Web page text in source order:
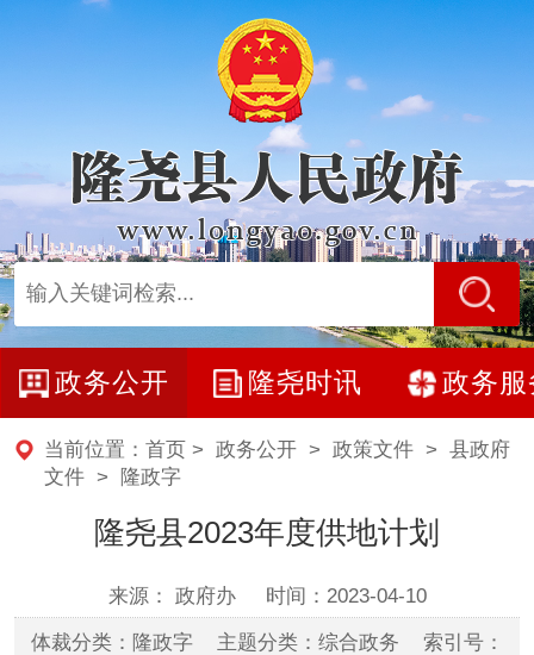
政务公开 隆尧时讯 政务服
当前位置： 首页 > 政务公开> 政策文件> 县政府
文件> 隆政字
隆尧县2023年度供地计划
来源： 政府办 时间：2023-04-10
体裁分类：隆政字 主题分类：综合政务 索引号：